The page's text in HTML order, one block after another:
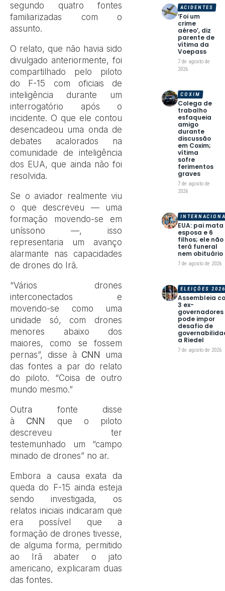
segundo quatro fontes
familiarizadas com o
assunto.
O relato, que não havia sido
divulgado anteriormente, foi
compartilhado pelo piloto
do F-15 com oficiais de
inteligência durante um
interrogatório após o
incidente. O que ele contou
desencadeou uma onda de
debates acalorados na
comunidade de inteligência
dos EUA, que ainda não foi
resolvida.
Se o aviador realmente viu
o que descreveu — uma
formação movendo-se em
uníssono —, isso
representaria um avanço
alarmante nas capacidades
de drones do Irã.
“Vários drones
interconectados e
movendo-se como uma
unidade só, com drones
menores abaixo dos
maiores, como se fossem
pernas”, disse à CNN
uma
das fontes a par do relato
do piloto. “Coisa de outro
mundo mesmo.”
Outra fonte disse
à CNN
que o piloto
descreveu ter
testemunhado um “campo
minado de drones” no ar.
Embora a causa exata da
queda do F-15 ainda esteja
sendo investigada, os
relatos iniciais indicaram que
era possível que a
formação de drones tivesse,
de alguma forma, permitido
ao Irã abater o jato
americano, explicaram duas
das fontes.
‘Foi um
crime
aéreo’, diz
parente de
vítima da
Voepass
7 de agosto de
2026
ACIDENTES
Colega de
trabalho
esfaqueia
amigo
durante
discussão
em Coxim;
vítima
sofre
ferimentos
graves
7 de agosto de
2026
COXIM
EUA: pai mata
esposa e 6
filhos; ele não
terá funeral
nem obituário
7 de agosto de 2026
Assembleia
3 ex-
governadores
pode impor
desafio de
a Riedel
7 de agosto de 2026
ELEIÇÕES